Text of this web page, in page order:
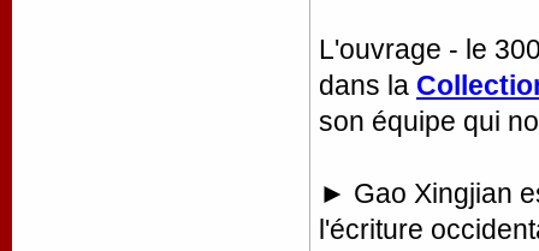
L'ouvrage - le
dans la
son équipe qui
► Gao Xingjian
l'écriture